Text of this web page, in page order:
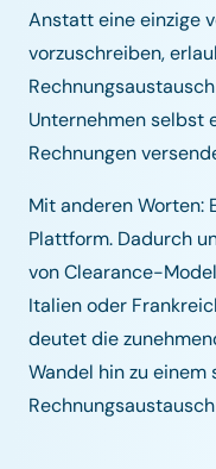
Anstatt eine einzige
vorzuschreiben,
Unternehmen selbst
Rechnungen
Mit anderen Worten:
Plattform. Dadurch
von Clearance-
Italien oder
deutet die
Wandel hin zu